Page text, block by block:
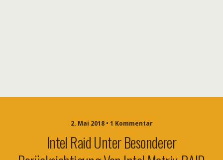
2. Mai 2018 • 1 Kommentar
Intel Raid Unter Besonderer